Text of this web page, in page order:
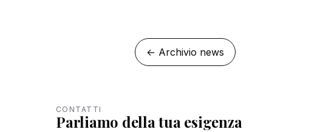
← Archivio news
CONTATTI
Parliamo della tua esigenza